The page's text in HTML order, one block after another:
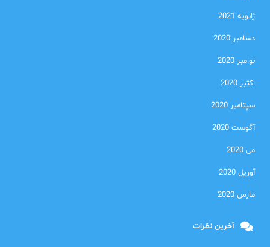
ژانویه 2021
دسامبر 2020
نوامبر 2020
اکتبر 2020
سپتامبر 2020
آگوست 2020
می 2020
آوریل 2020
مارس 2020
آخرین نظرات